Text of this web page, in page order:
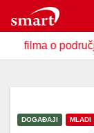
to
contento područjima
DOGAĐAJI MLADI